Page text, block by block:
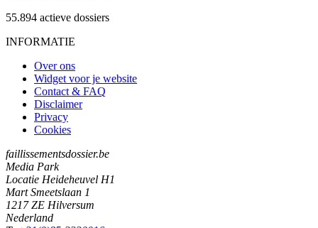
55.894 actieve dossiers
INFORMATIE
Over ons
Widget voor je website
Contact & FAQ
Disclaimer
Privacy
Cookies
faillissementsdossier.be
Media Park
Locatie Heideheuvel H1
Mart Smeetslaan 1
1217 ZE Hilversum
Nederland